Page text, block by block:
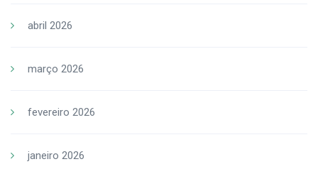
abril 2026
março 2026
fevereiro 2026
janeiro 2026